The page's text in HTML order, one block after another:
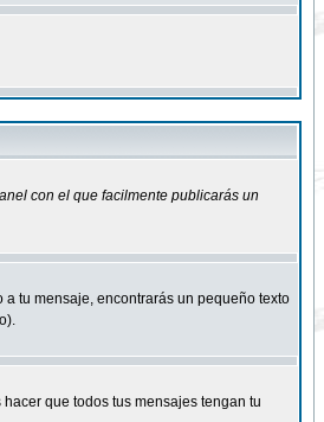
con el que facilmente publicarás un
tu mensaje, encontrarás un pequeño texto
que todos tus mensajes tengan tu